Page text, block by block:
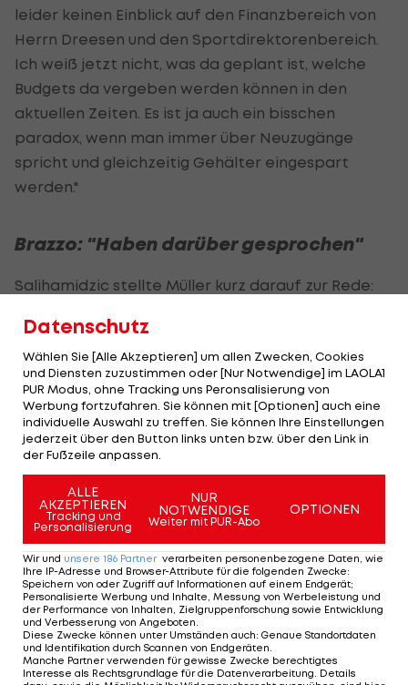
leider keinen Einblick auf den Finanzbereich von
Herrn Dreesen und den Sportdirektorenbereich.
Ich weiß jetzt nicht, was da geplant ist, welche
Budgets da vergeben werden können in den
aktuellen Zeiten. Es ist ja auch ein bisschen
paradox, wenn man immer über Neuzugänge
spricht und gleichzeitig Gehälter eingespart
werden."
Brazzo: "Haben darüber gesprochen"
Salihamidzic stellte Müller kurz darauf zur Rede:
gesprochen. Ich habe ihm gesagt, dass es nicht
korrekt war und er hat es verstanden." "Brazzo"
nimmt den Routinier aber gleichzeitig in Schutz:
"Der Thomas hat sich nach dem Pokalspiel –
vielleicht, weil die Leistung nicht so gut war – mit
der Aussage ein bisschen verdribbelt."
Details zu möglichen Transfers gab Salihamidzic
noch nicht bekannt. In den letzten Monaten
wurde immer wieder über eine Verpflichtung von
Manchester-City-Spieler Leroy Sane spekuliert.
Bayern-Trainer Hansi Flick äußert sich hingegen zu
möglichen Transfers: "Ich kann nur sagen, es wird
Transfers geben - auch wenn wir auf Gehalt
Datenschutz
Wählen Sie [Alle Akzeptieren] um allen Zwecken, Cookies
und Diensten zuzustimmen oder [Nur Notwendige] im LAOLA1
PUR Modus, ohne Tracking uns Peronsalisierung von
Werbung fortzufahren. Sie können mit [Optionen] auch eine
individuelle Auswahl zu treffen. Sie können Ihre Einstellungen
jederzeit über den Button links unten bzw. über den Link in
der Fußzeile anpassen.
ALLE
AKZEPTIEREN
Tracking und
Personalisierung
NUR
NOTWENDIGE
Weiter mit PUR-Abo
OPTIONEN
Wir und unsere 186 Partner verarbeiten personenbezogene Daten, wie
Ihre IP-Adresse und Browser-Attribute für die folgenden Zwecke:
Speichern von oder Zugriff auf Informationen auf einem Endgerät;
Personalisierte Werbung und Inhalte, Messung von Werbeleistung und
der Performance von Inhalten, Zielgruppenforschung sowie Entwicklung
und Verbesserung von Angeboten.
Diese Zwecke können unter Umständen auch: Genaue Standortdaten
und Identifikation durch Scannen von Endgeräten.
Manche Partner verwenden für gewisse Zwecke berechtigtes
Interesse als Rechtsgrundlage für die Datenverarbeitung. Details